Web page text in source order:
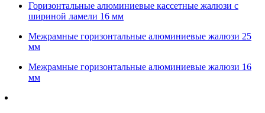
Горизонтальные алюминиевые кассетные жалюзи с
шириной ламели 16 мм
Межрамные горизонтальные алюминиевые жалюзи 25
мм
Межрамные горизонтальные алюминиевые жалюзи 16
мм